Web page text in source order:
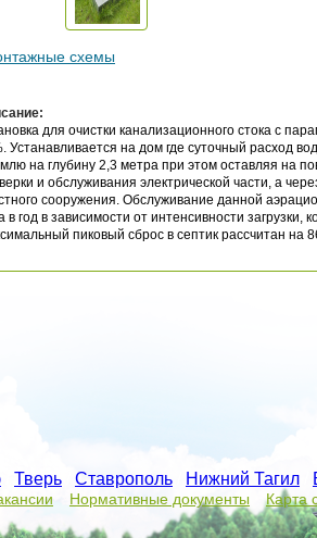
схемы
для очистки канализационного стока с
Устанавливается на дом где суточный расход
на глубину 2,3 метра при этом оставляя на
и обслуживания электрической части, а
сооружения. Обслуживание данной
в год в зависимости от интенсивности
пиковый сброс в септик рассчитан на
Тверь Ставрополь Нижний Тагил
Нормативные документы Карта